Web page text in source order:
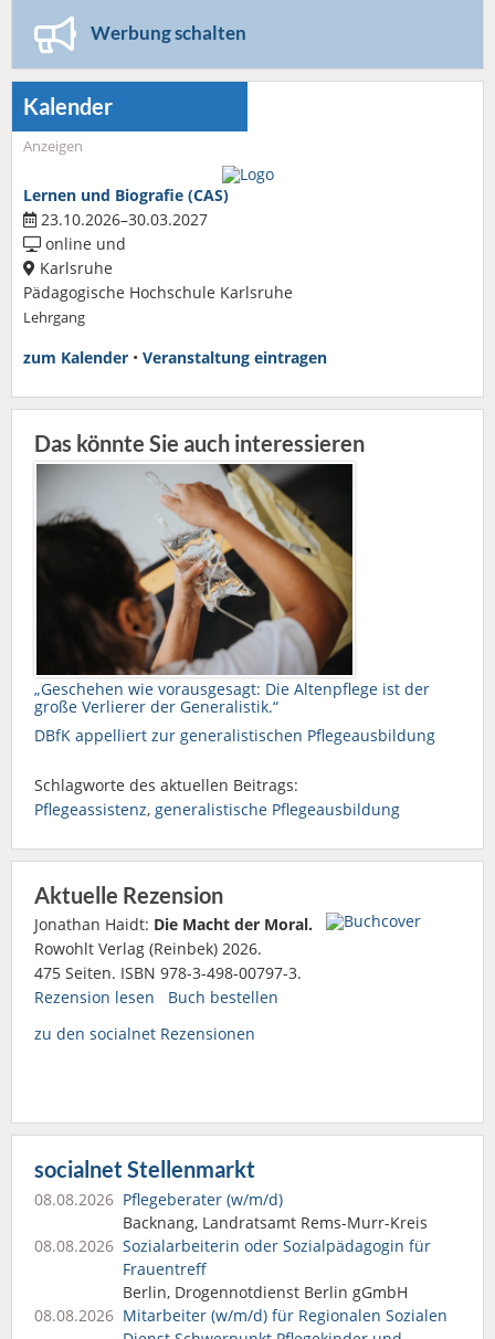
Werbung schalten
Kalender
Anzeigen
Lernen und Biografie (CAS)
23.10.2026–30.03.2027
online und
Karlsruhe
Pädagogische Hochschule Karlsruhe
Lehrgang
zum Kalender • Veranstaltung eintragen
Das könnte Sie auch interessieren
„Geschehen wie vorausgesagt: Die Altenpflege ist der
große Verlierer der Generalistik.“
DBfK appelliert zur generalistischen Pflegeausbildung
Schlagworte des aktuellen Beitrags:
Pflegeassistenz, generalistische Pflegeausbildung
Aktuelle Rezension
Jonathan Haidt: Die Macht der Moral.
Rowohlt Verlag (Reinbek) 2026.
475 Seiten. ISBN 978-3-498-00797-3.
Rezension lesen
Buch bestellen
zu den socialnet Rezensionen
socialnet Stellenmarkt
08.08.2026 Pflegeberater (w/m/d)
Backnang, Landratsamt Rems-Murr-Kreis
08.08.2026 Sozialarbeiterin oder Sozialpädagogin für
Frauentreff
Berlin, Drogennotdienst Berlin gGmbH
08.08.2026 Mitarbeiter (w/m/d) für Regionalen Sozialen